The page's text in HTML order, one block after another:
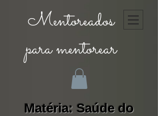
Mentoreados
para mentorear
Matéria: Saúde do